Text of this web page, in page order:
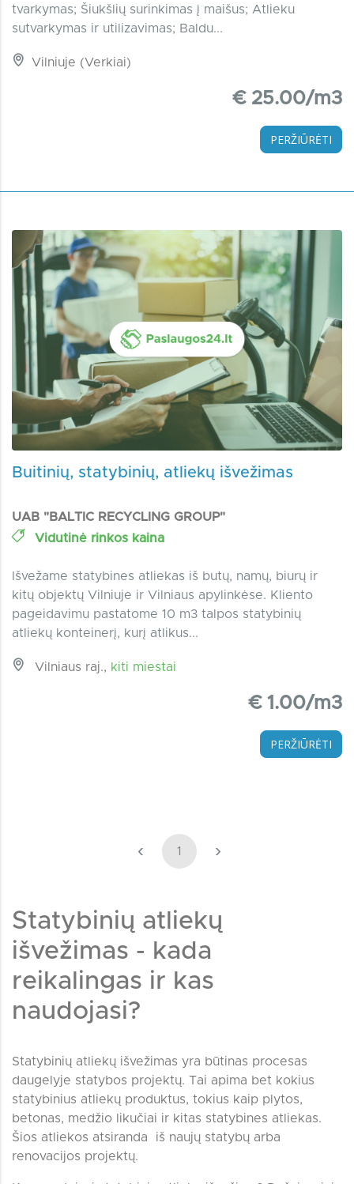
tvarkymas; Šiukšlių surinkimas į maišus; Atlieku
sutvarkymas ir utilizavimas; Baldu...
Vilniuje (Verkiai)
€ 25.00/m3
PERŽIŪRĖTI
Buitinių, statybinių, atliekų išvežimas
UAB "BALTIC RECYCLING GROUP"
Vidutinė rinkos kaina
Išvežame statybines atliekas iš butų, namų, biurų ir
kitų objektų Vilniuje ir Vilniaus apylinkėse. Kliento
pageidavimu pastatome 10 m3 talpos statybinių
atliekų konteinerį, kurį atlikus...
Vilniaus raj., kiti miestai
€ 1.00/m3
PERŽIŪRĖTI
‹ 1 ›
Statybinių atliekų
išvežimas - kada
reikalingas ir kas
naudojasi?
Statybinių atliekų išvežimas yra būtinas procesas
daugelyje statybos projektų. Tai apima bet kokius
statybinius atliekų produktus, tokius kaip plytos,
betonas, medžio likučiai ir kitas statybines atliekas.
Šios atliekos atsiranda iš naujų statybų arba
renovacijos projektų.